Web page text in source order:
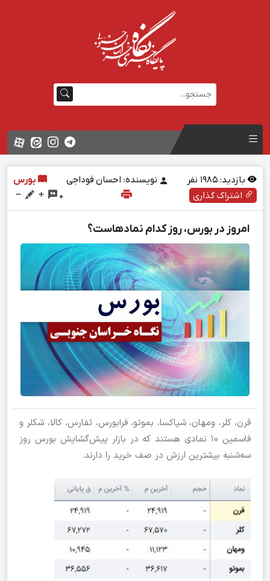
بازدید: نفر نویسنده: احسان فوداجی
بورس
اشتراک گذاری
0
امروز در بورس، روز کدام نمادهاست؟
قرن، کلر، ومهان، شپاکسا، بموتو، فرابورس، ثفارس، کالا، شکلر و
فاسمین ۱۰ نمادی هستند که در بازار پیش‌گشایش بورس روز
سه‌شنبه بیشترین ارزش در صف خرید را دارند.